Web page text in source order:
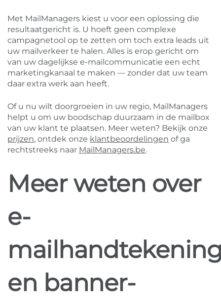
Met MailManagers kiest u voor een oplossing die
resultaatgericht is. U hoeft geen complexe
campagnetool op te zetten om toch extra leads uit
uw mailverkeer te halen. Alles is erop gericht om
van uw dagelijkse e-mailcommunicatie een echt
marketingkanaal te maken — zonder dat uw team
daar extra werk aan heeft.
Of u nu wilt doorgroeien in uw regio, MailManagers
helpt u om uw boodschap duurzaam in de mailbox
van uw klant te plaatsen. Meer weten? Bekijk onze
prijzen, ontdek onze klantbeoordelingen of ga
rechtstreeks naar MailManagers.be.
Meer weten over
e-
en banner-